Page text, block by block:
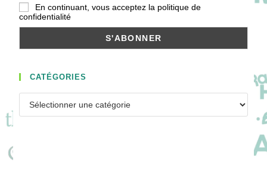
En continuant, vous acceptez la politique de
confidentialité
CATÉGORIES
Catégories